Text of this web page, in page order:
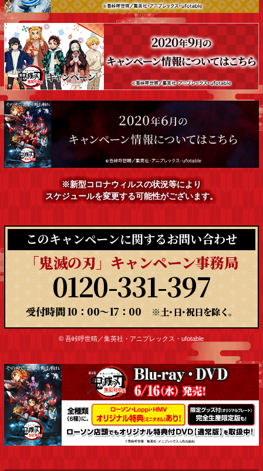
※新型コロナウィルスの状況等により
スケジュールを変更する可能性がございます。
このキャンペーンに関するお問い合わせ
「鬼滅の刃」キャンペーン事務局
0120-331-397
受付時間 10：00～17：00 ※土･日･祝日を除く。
© 吾峠呼世晴／集英社・アニプレックス・ufotable